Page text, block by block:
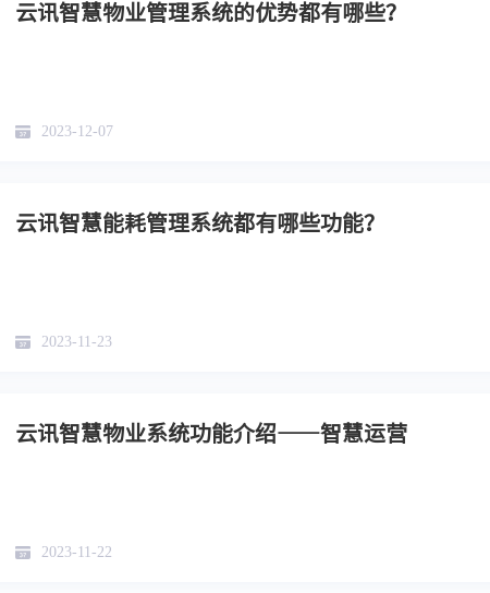
云讯智慧物业管理系统的优势都有哪些？
2023-12-07
云讯智慧能耗管理系统都有哪些功能？
2023-11-23
云讯智慧物业系统功能介绍——智慧运营
2023-11-22